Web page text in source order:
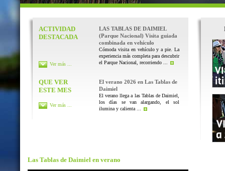
ACTIVIDAD
DESTACADA
LAS TABLAS DE DAIMIEL
(Parque Nacional) Visita guiada
combinada en vehículo
Cómoda visita en vehículo y a pie. La
experiencia más completa para descubrir
el Parque Nacional, recorriendo ...
Ver más ...
QUE VER
ESTE MES
El verano 2026 en Las Tablas de
Daimiel
El verano llega a las Tablas de Daimiel,
los días se van alargando, el sol
ilumina y calienta ...
Ver más ...
Las Tablas de Daimiel en verano